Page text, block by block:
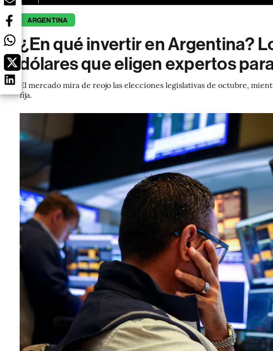
ARGENTINA
¿En qué invertir en Argentina?
dólares que eligen expertos
El mercado mira de reojo las elecciones legislativas de octubre,
fija.